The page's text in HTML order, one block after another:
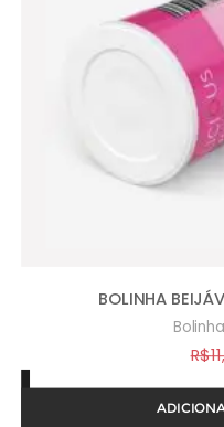
BOLINHA
R$